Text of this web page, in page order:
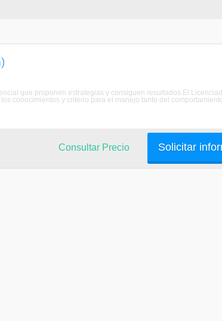
que proponen estrategias y consiguen resultados.El
conocimientos y criterio para el manejo tanto del
Solicitar
Consultar Precio